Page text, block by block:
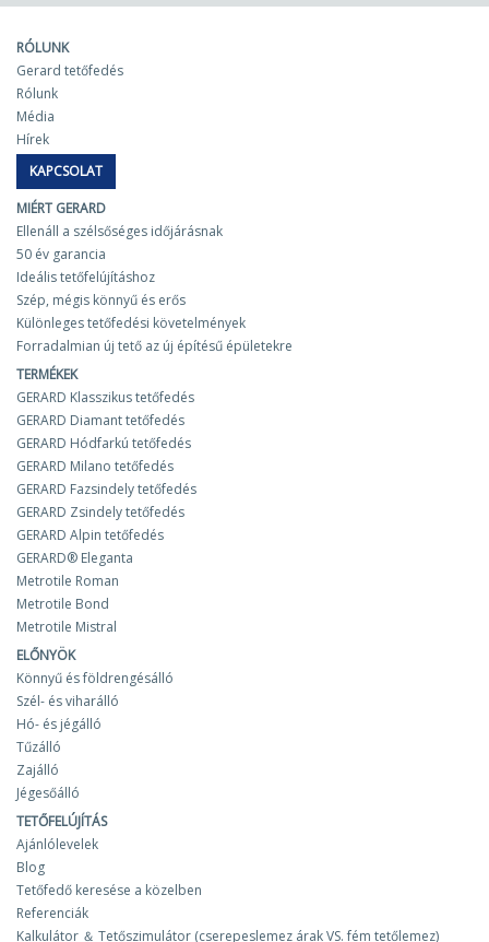
RÓLUNK
Gerard tetőfedés
Rólunk
Média
Hírek
KAPCSOLAT
MIÉRT GERARD
Ellenáll a szélsőséges időjárásnak
50 év garancia
Ideális tetőfelújításhoz
Szép, mégis könnyű és erős
Különleges tetőfedési követelmények
Forradalmian új tető az új építésű épületekre
TERMÉKEK
GERARD Klasszikus tetőfedés
GERARD Diamant tetőfedés
GERARD Hódfarkú tetőfedés
GERARD Milano tetőfedés
GERARD Fazsindely tetőfedés
GERARD Zsindely tetőfedés
GERARD Alpin tetőfedés
GERARD® Eleganta
Metrotile Roman
Metrotile Bond
Metrotile Mistral
ELŐNYÖK
Könnyű és földrengésálló
Szél- és viharálló
Hó- és jégálló
Tűzálló
Zajálló
Jégesőálló
TETŐFELÚJÍTÁS
Ajánlólevelek
Blog
Tetőfedő keresése a közelben
Referenciák
Kalkulátor ＆ Tetőszimulátor (cserepeslemez árak VS. fém tetőlemez)